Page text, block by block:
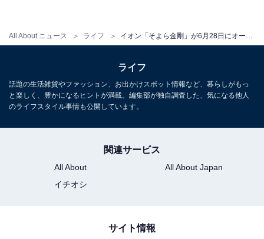
All About ニュース ライフ
す。
こちらもおすすめ
大阪府民に聞いた「街の住みここち（駅）」ラ
ライフ
話題の生活雑貨やファッション、お出かけスポット情報など、暮らしがもっ
と楽しく、豊かになるヒントが満載。編集部が独自調査した、気になる他人
のライフスタイル事情も公開しています。
関連サービス
All About
All About Japan
イチオシ
サイト情報